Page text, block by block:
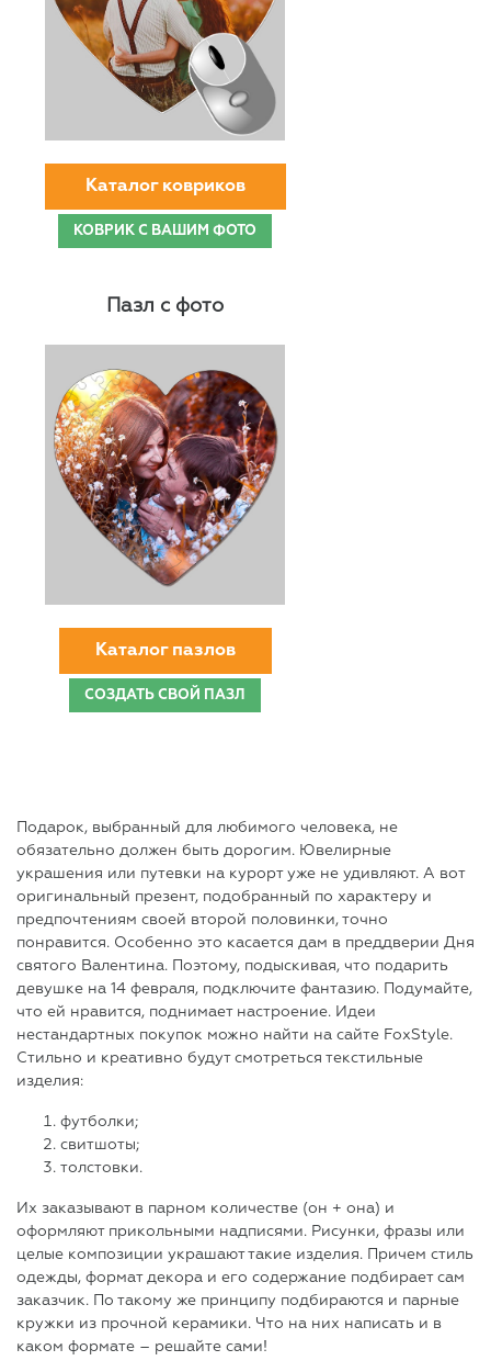
Каталог ковриков
КОВРИК С ВАШИМ ФОТО
Пазл с фото
Каталог пазлов
СОЗДАТЬ СВОЙ ПАЗЛ
Подарок, выбранный для любимого человека, не
обязательно должен быть дорогим. Ювелирные
украшения или путевки на курорт уже не удивляют. А вот
оригинальный презент, подобранный по характеру и
предпочтениям своей второй половинки, точно
понравится. Особенно это касается дам в преддверии Дня
святого Валентина. Поэтому, подыскивая, что подарить
девушке на 14 февраля, подключите фантазию. Подумайте,
что ей нравится, поднимает настроение. Идеи
нестандартных покупок можно найти на сайте FoxStyle.
Стильно и креативно будут смотреться текстильные
изделия:
футболки;
свитшоты;
толстовки.
Их заказывают в парном количестве (он + она) и
оформляют прикольными надписями. Рисунки, фразы или
целые композиции украшают такие изделия. Причем стиль
одежды, формат декора и его содержание подбирает сам
заказчик. По такому же принципу подбираются и парные
кружки из прочной керамики. Что на них написать и в
каком формате – решайте сами!